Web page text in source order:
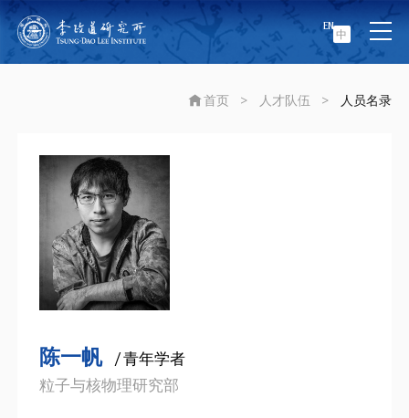
中
EN
首页 > 人才队伍 > 人员名录
陈一帆
/ 青年学者
粒子与核物理研究部